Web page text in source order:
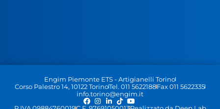
Engim Piemonte ETS - Artigianelli Torino
Corso Palestro 14, 10122 TorinoTel. 011 5622188Fax 011 5622335
info.torino@engim.it